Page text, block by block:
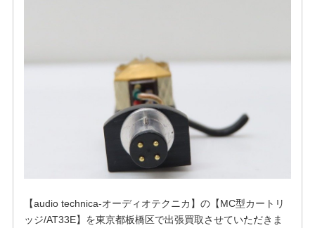
【audio technica-オーディオテクニカ】の【MC型カートリ
ッジ/AT33E】を東京都板橋区で出張買取させていただきま